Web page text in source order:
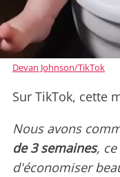
Devan Johnson/TikTok
Sur TikTok, cette
Nous avons
de 3 semaines,
d'économiser